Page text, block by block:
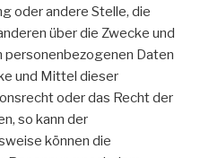
oder andere Stelle, die
über die Zwecke und
Daten
und Mittel dieser
oder das Recht der
so kann der
können die